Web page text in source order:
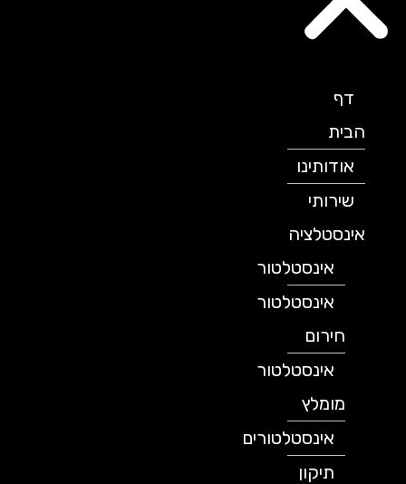
הבית
אודותינו
שירותי
אינסטלציה
אינסטלטור
אינסטלטור
חירום
אינסטלטור
מומלץ
אינסטלטורים
תיקון